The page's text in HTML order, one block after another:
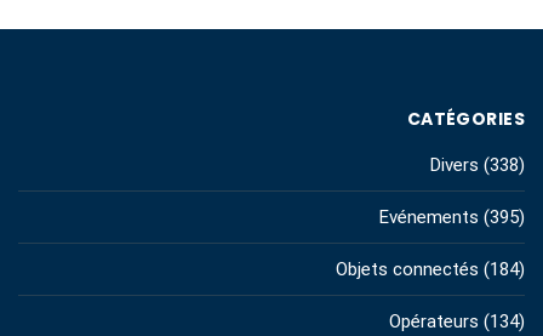
CATÉGORIES
Divers (338)
Evénements (395)
Objets connectés (184)
Opérateurs (134)